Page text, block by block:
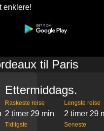
enklere!
til Paris
Ettermiddags.
Raskeste reise
2 timer 29 min
Lengste reise
2 timer 29
Tidligste Seneste